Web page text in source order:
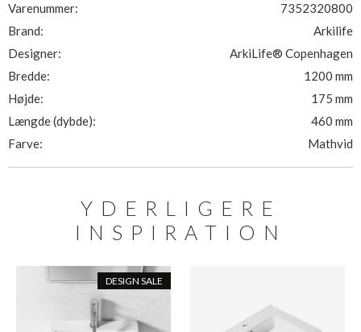
Varenummer:
7352320800
Brand:
Arkilife
Designer:
ArkiLife® Copenhagen
Bredde:
1200 mm
Højde:
175 mm
Længde (dybde):
460 mm
Farve:
Mathvid
YDERLIGERE
INSPIRATION
DESIGN SALE